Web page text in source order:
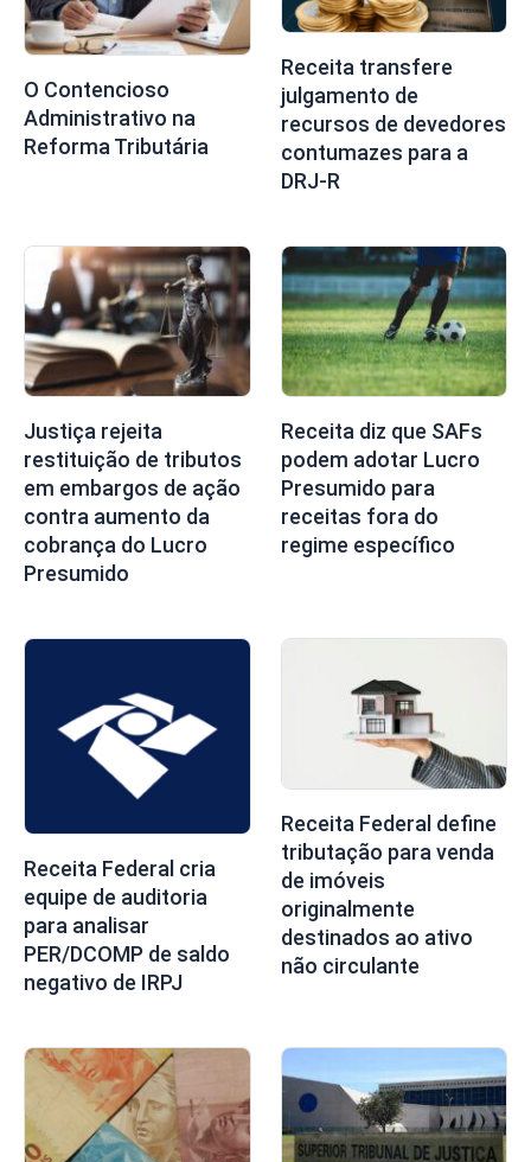
O Contencioso
Administrativo na
Reforma Tributária
Receita transfere
julgamento de
recursos de devedores
contumazes para a
DRJ-R
Justiça rejeita
restituição de tributos
em embargos de ação
contra aumento da
cobrança do Lucro
Presumido
Receita diz que SAFs
podem adotar Lucro
Presumido para
receitas fora do
regime específico
Receita Federal cria
equipe de auditoria
para analisar
PER/DCOMP de saldo
negativo de IRPJ
Receita Federal define
tributação para venda
de imóveis
originalmente
destinados ao ativo
não circulante